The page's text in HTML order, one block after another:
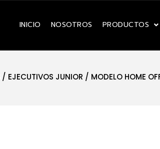
INICIO NOSOTROS PRODUCTOS
/ EJECUTIVOS JUNIOR / MODELO HOME